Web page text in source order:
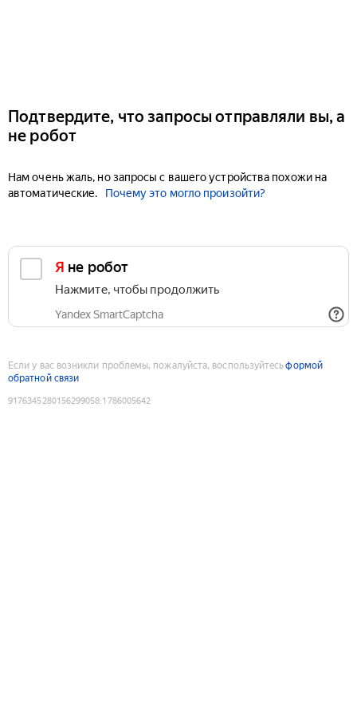
Подтвердите, что запросы отправляли вы, а
не робот
Нам очень жаль, но запросы с вашего устройства похожи на
автоматические.
Почему это могло произойти?
Я не робот
Нажмите, чтобы продолжить
Yandex SmartCaptcha
Если у вас возникли проблемы, пожалуйста, воспользуйтесьформой
обратной связи
9176345280156299058:1786005642